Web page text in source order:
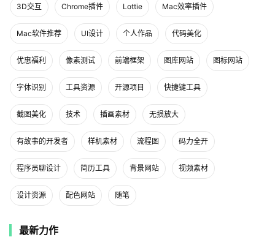
3D交互 Chrome插件 Lottie Mac效率插件
Mac软件推荐 UI设计 个人作品 代码美化
优惠福利 像素测试 前端框架 图库网站 图标网站
字体识别 工具资源 开源项目 快捷键工具
截图美化 技术 插画素材 无损放大
有故事的开发者 样机素材 流程图 码力全开
程序员聊设计 简历工具 背景网站 视频素材
设计资源 配色网站 随笔
最新力作